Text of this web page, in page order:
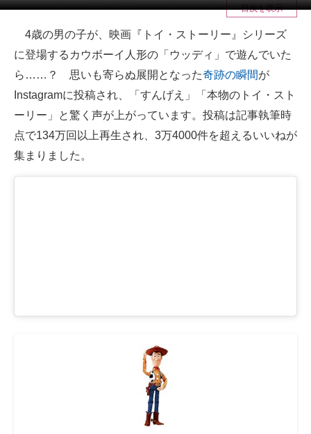
メディア
注目記事を集めた総合ページ
ITの今と未来を見通す
スマホと通信の最新トレンド
進化するPCとデバイスの未来
好きが集まる 比べて選べる
目次を表示
4歳の男の子が、映画『トイ・ストーリー』シリーズ
に登場するカウボーイ人形の「ウッディ」で遊んでいた
ら……？ 思いも寄らぬ展開となった奇跡の瞬間が
Instagramに投稿され、「すんげえ」「本物のトイ・スト
ーリー」と驚く声が上がっています。投稿は記事執筆時
点で134万回以上再生され、3万4000件を超えるいいねが
集まりました。